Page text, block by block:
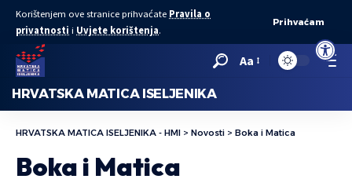
Open
Korištenjem ove stranice prihvaćate Pravila o
privatnosti i Uvjete korištenja.
Prihvaćam
Aa
HRVATSKA MATICA ISELJENIKA
HRVATSKA MATICA ISELJENIKA - HMI > Novosti > Boka i Matica
Boka i Matica